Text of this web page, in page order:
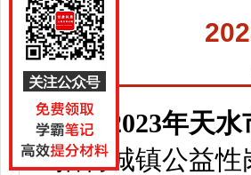
2023年天
招聘城镇公益